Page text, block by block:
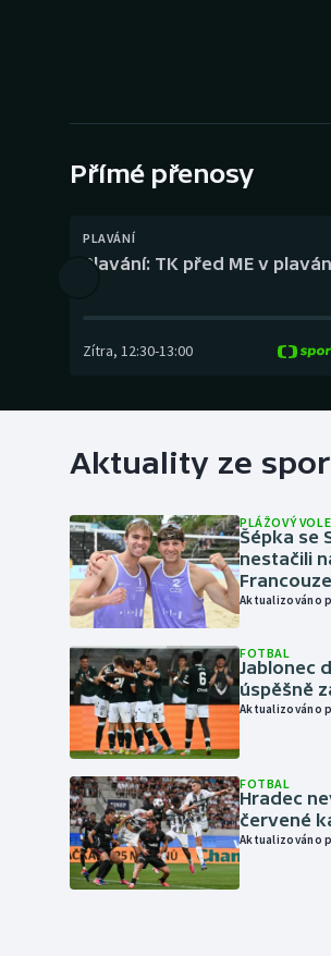
Přímé přenosy
PLAVÁNÍ
Plavání: TK před ME v
Zítra, 12:30-13:00
Aktuality ze
PLÁŽOVÝ
Šépka se
nestačili
Francouze
Aktualizováno
FOTBAL
Jablonec
úspěšně
Aktualizováno
FOTBAL
Hradec
červené
Aktualizováno